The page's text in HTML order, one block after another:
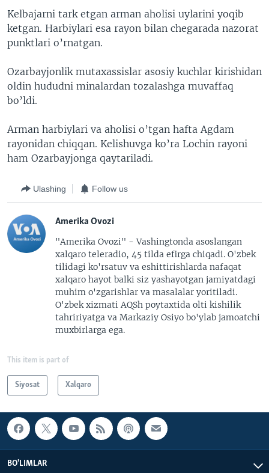
Kelbajarni tark etgan arman aholisi uylarini yoqib
ketgan. Harbiylari esa rayon bilan chegarada nazorat
punktlari o’rnatgan.
Ozarbayjonlik mutaxassislar asosiy kuchlar kirishidan
oldin hududni minalardan tozalashga muvaffaq
bo’ldi.
Arman harbiylari va aholisi o’tgan hafta Agdam
rayonidan chiqqan. Kelishuvga ko’ra Lochin rayoni
ham Ozarbayjonga qaytariladi.
Ulashing Follow us
Amerika Ovozi
"Amerika Ovozi" - Vashingtonda asoslangan
xalqaro teleradio, 45 tilda efirga chiqadi. O'zbek
tilidagi ko'rsatuv va eshittirishlarda nafaqat
xalqaro hayot balki siz yashayotgan jamiyatdagi
muhim o'zgarishlar va masalalar yoritiladi.
O'zbek xizmati AQSh poytaxtida olti kishilik
tahririyatga va Markaziy Osiyo bo'ylab jamoatchi
muxbirlarga ega.
This item is part of
Siyosat Xalqaro
BO'LIMLAR